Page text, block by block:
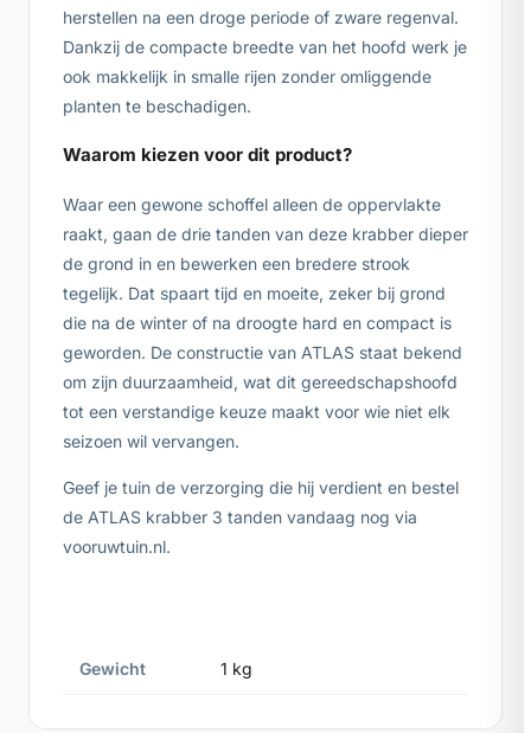
herstellen na een droge periode of zware regenval.
Dankzij de compacte breedte van het hoofd werk je
ook makkelijk in smalle rijen zonder omliggende
planten te beschadigen.
Waarom kiezen voor dit product?
Waar een gewone schoffel alleen de oppervlakte
raakt, gaan de drie tanden van deze krabber dieper
de grond in en bewerken een bredere strook
tegelijk. Dat spaart tijd en moeite, zeker bij grond
die na de winter of na droogte hard en compact is
geworden. De constructie van ATLAS staat bekend
om zijn duurzaamheid, wat dit gereedschapshoofd
tot een verstandige keuze maakt voor wie niet elk
seizoen wil vervangen.
Geef je tuin de verzorging die hij verdient en bestel
de ATLAS krabber 3 tanden vandaag nog via
vooruwtuin.nl.
Gewicht 1 kg